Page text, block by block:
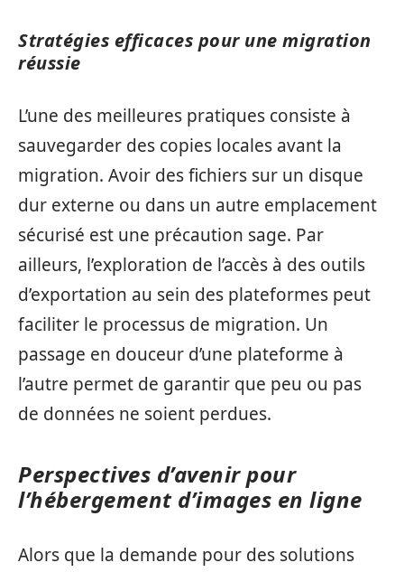
Stratégies efficaces pour une migration
réussie
L’une des meilleures pratiques consiste à
sauvegarder des copies locales avant la
migration. Avoir des fichiers sur un disque
dur externe ou dans un autre emplacement
sécurisé est une précaution sage. Par
ailleurs, l’exploration de l’accès à des outils
d’exportation au sein des plateformes peut
faciliter le processus de migration. Un
passage en douceur d’une plateforme à
l’autre permet de garantir que peu ou pas
de données ne soient perdues.
Perspectives d’avenir pour
l’hébergement d’images en ligne
Alors que la demande pour des solutions